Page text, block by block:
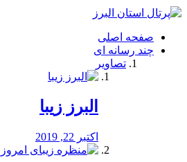
فصد
شرق
تهران
خشکشویی
صفحه اصلی
چند رسانه ای
تصاویر
البرز زیبا
اکتبر 22, 2019